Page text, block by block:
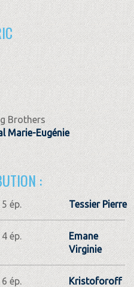
Brothers
Marie-Eugénie
:
5 ép. Tessier Pierre
4 ép.
Emane
Virginie
6 ép.
Kristoforoff